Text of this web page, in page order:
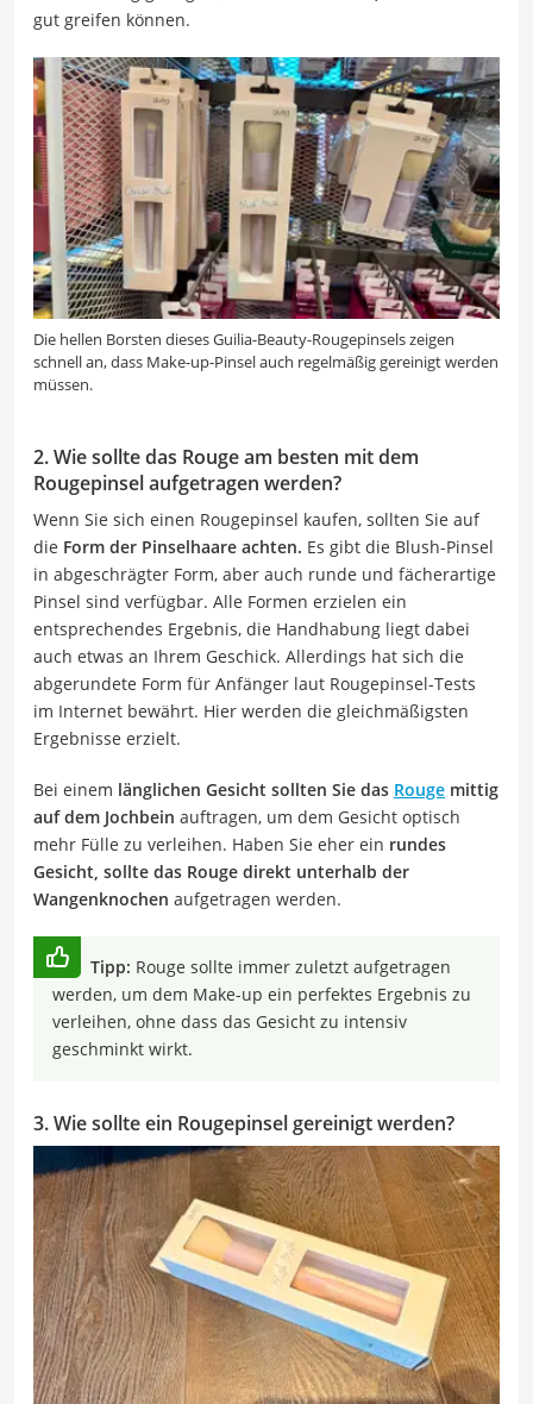
gut greifen können.
Die hellen Borsten dieses Guilia-Beauty-Rougepinsels zeigen
schnell an, dass Make-up-Pinsel auch regelmäßig gereinigt werden
müssen.
2. Wie sollte das Rouge am besten mit dem
Rougepinsel aufgetragen werden?
Wenn Sie sich einen Rougepinsel kaufen, sollten Sie auf
die Form der Pinselhaare achten. Es gibt die Blush-Pinsel
in abgeschrägter Form, aber auch runde und fächerartige
Pinsel sind verfügbar. Alle Formen erzielen ein
entsprechendes Ergebnis, die Handhabung liegt dabei
auch etwas an Ihrem Geschick. Allerdings hat sich die
abgerundete Form für Anfänger laut Rougepinsel-Tests
im Internet bewährt. Hier werden die gleichmäßigsten
Ergebnisse erzielt.
Bei einem länglichen Gesicht sollten Sie das Rouge mittig
auf dem Jochbein auftragen, um dem Gesicht optisch
mehr Fülle zu verleihen. Haben Sie eher ein rundes
Gesicht, sollte das Rouge direkt unterhalb der
Wangenknochen aufgetragen werden.
Tipp: Rouge sollte immer zuletzt aufgetragen
werden, um dem Make-up ein perfektes Ergebnis zu
verleihen, ohne dass das Gesicht zu intensiv
geschminkt wirkt.
3. Wie sollte ein Rougepinsel gereinigt werden?